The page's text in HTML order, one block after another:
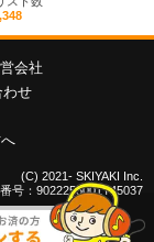
会社
わせ
(C) 2021- SKIYAKI Inc.
号：9022255001Y45037